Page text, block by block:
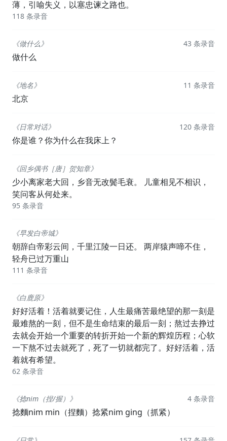
薄，引喻失义，以塞忠谏之路也。
118 条录音
《做什么》
做什么
43 条录音
《地名》
北京
11 条录音
《日常对话》
你是谁？你为什么在我床上？
120 条录音
《回乡偶书［唐］贺知章》
少小离家老大回，乡音无改鬓毛衰。 儿童相见不相识，
笑问客从何处来。
95 条录音
《早发白帝城》
朝辞白帝彩云间，千里江陵一日还。 两岸猿声啼不住，
轻舟已过万重山
111 条录音
《白鹿原》
好好活着！活着就要记住，人生最痛苦最绝望的那一刻是
最难熬的一刻，但不是生命结束的最后一刻；熬过去挣过
去就会开始一个重要的转折开始一个新的辉煌历程；心软
一下熬不过去就死了，死了一切就都完了。好好活着，活
着就有希望。
62 条录音
《捻nim（捏/握）》
捻麵nim min（捏麵）捻紧nim ging（抓紧）
4 条录音